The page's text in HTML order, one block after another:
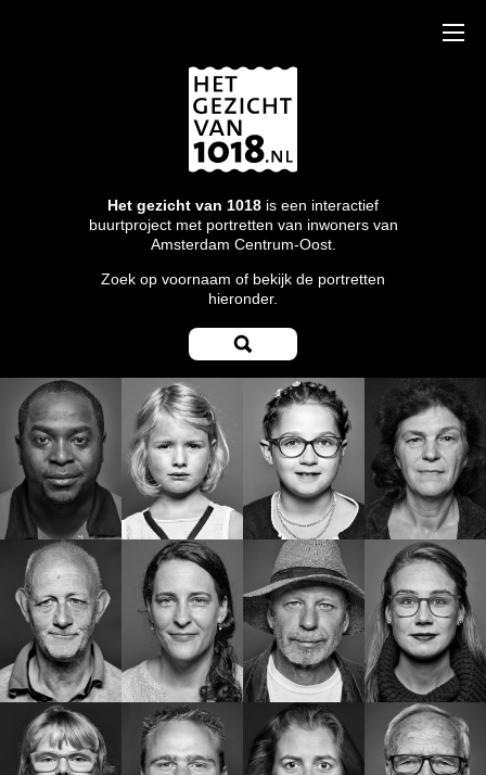
Het gezicht van 1018 is een interactief
buurtproject met portretten van inwoners van
Amsterdam Centrum-Oost.
Zoek op voornaam of bekijk de portretten
hieronder.